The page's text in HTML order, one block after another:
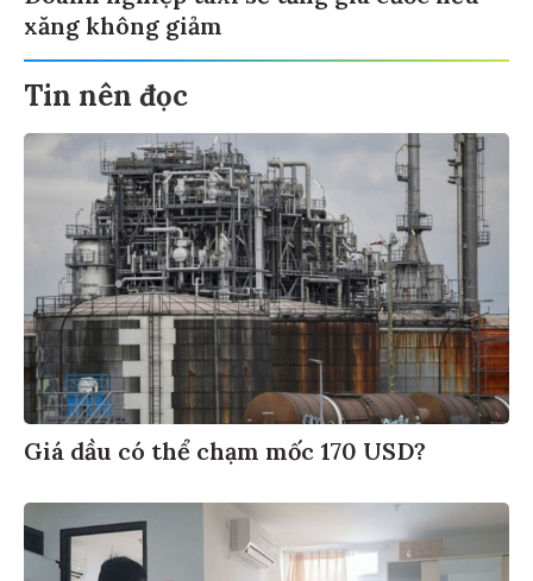
xăng không giảm
Tin nên đọc
Giá dầu có thể chạm mốc 170 USD?